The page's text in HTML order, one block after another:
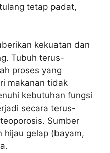
tetap padat,
kekuatan dan
Tubuh terus-
proses yang
makanan tidak
kebutuhan fungsi
secara terus-
Sumber
hijau gelap (bayam,